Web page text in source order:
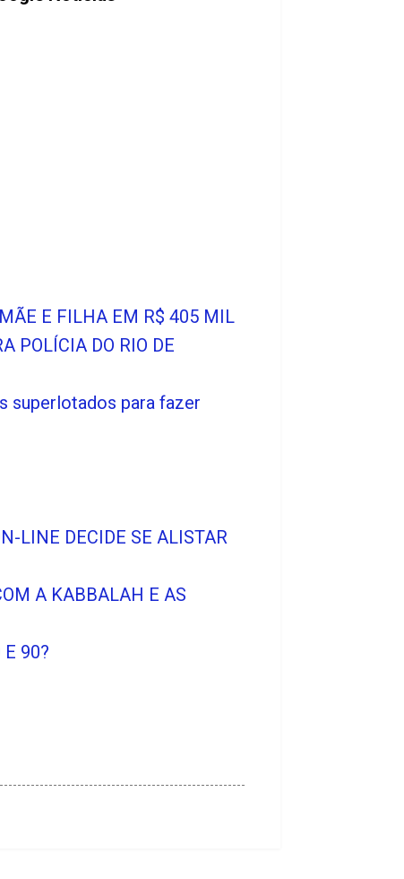
MÃE E FILHA EM R$ 405 MIL
POLÍCIA DO RIO DE
superlotados para fazer
LINE DECIDE SE ALISTAR
A KABBALAH E AS
E 90?